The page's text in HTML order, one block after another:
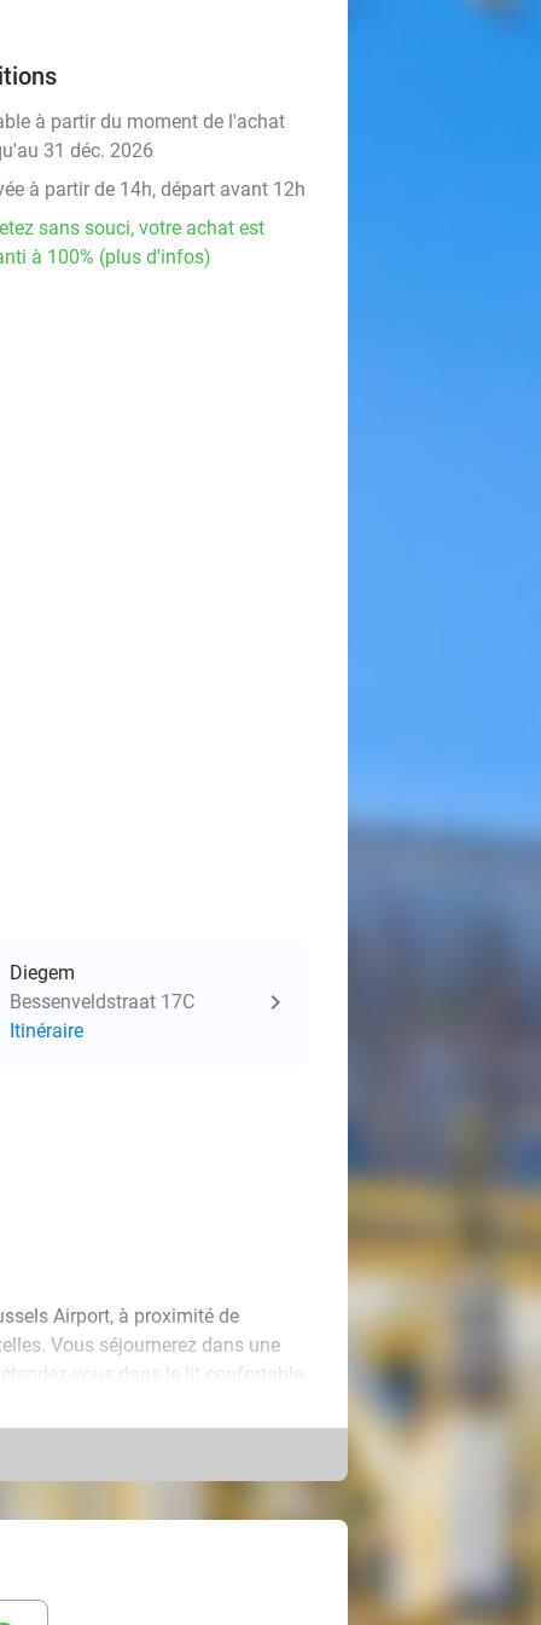
à partir du moment de l'achat
31 déc. 2026
à partir de 14h, départ avant 12h
sans souci, votre achat est
à 100% (plus d'infos)
Diegem
Bessenveldstraat 17C
Itinéraire
Airport, à proximité de
Vous séjournerez dans une
vous dans le lit confortable
Grâce à sa situation
Visitez, par exemple,